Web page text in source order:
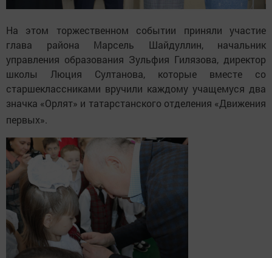
На этом торжественном событии приняли участие
глава района Марсель Шайдуллин, начальник
управления образования Зульфия Гилязова, директор
школы Люция Султанова, которые вместе со
старшеклассниками вручили каждому учащемуся два
значка «Орлят» и татарстанского отделения «Движения
первых».